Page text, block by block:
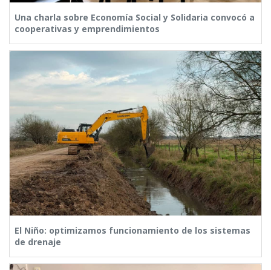
Una charla sobre Economía Social y Solidaria convocó a
cooperativas y emprendimientos
El Niño: optimizamos funcionamiento de los sistemas
de drenaje